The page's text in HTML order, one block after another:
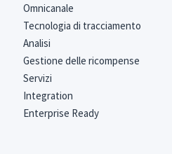
Omnicanale
Tecnologia di tracciamento
Analisi
Gestione delle ricompense
Servizi
Integration
Enterprise Ready